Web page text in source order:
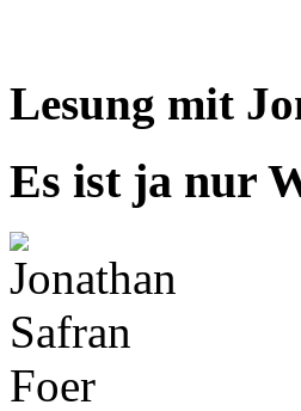
Lesung mit
Es ist ja nur